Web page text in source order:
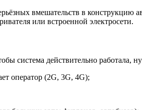
вмешательств в
или встроенной электросети.
система действительно работала,
оператор (2G, 3G, 4G);